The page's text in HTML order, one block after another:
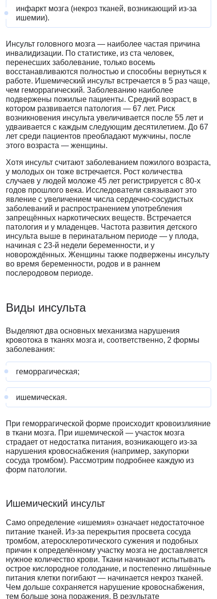
инфаркт мозга (некроз тканей, возникающий из-за
ишемии).
Инсульт головного мозга — наиболее частая причина
инвалидизации. По статистике, из ста человек,
перенесших заболевание, только восемь
восстанавливаются полностью и способны вернуться к
работе. Ишемический инсульт встречается в 5 раз чаще,
чем геморрагический. Заболеванию наиболее
подвержены пожилые пациенты. Средний возраст, в
котором развивается патология — 67 лет. Риск
возникновения инсульта увеличивается после 55 лет и
удваивается с каждым следующим десятилетием. До 67
лет среди пациентов преобладают мужчины, после
этого возраста — женщины.
Хотя инсульт считают заболеванием пожилого возраста,
у молодых он тоже встречается. Рост количества
случаев у людей моложе 45 лет регистрируется с 80-х
годов прошлого века. Исследователи связывают это
явление с увеличением числа сердечно-сосудистых
заболеваний и распространением употребления
запрещённых наркотических веществ. Встречается
патология и у младенцев. Частота развития детского
инсульта выше в перинатальном периоде — у плода,
начиная с 23-й недели беременности, и у
новорождённых. Женщины также подвержены инсульту
во время беременности, родов и в раннем
послеродовом периоде.
Виды инсульта
Выделяют два основных механизма нарушения
кровотока в тканях мозга и, соответственно, 2 формы
заболевания:
геморрагическая;
ишемическая.
При геморрагической форме происходит кровоизлияние
в ткани мозга. При ишемической — участок мозга
страдает от недостатка питания, возникающего из-за
нарушения кровоснабжения (например, закупорки
сосуда тромбом). Рассмотрим подробнее каждую из
форм патологии.
Ишемический инсульт
Само определение «ишемия» означает недостаточное
питание тканей. Из-за перекрытия просвета сосуда
тромбом, атеросклеротического сужения и подобных
причин к определённому участку мозга не доставляется
нужное количество крови. Ткани начинают испытывать
острое кислородное голодание, и постепенно лишённые
питания клетки погибают — начинается некроз тканей.
Чем дольше сохраняется нарушение кровоснабжения,
тем больше зона поражения. В результате